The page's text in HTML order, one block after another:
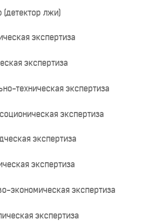
(детектор лжи)
экспертиза
экспертиза
техническая экспертиза
экспертиза
экспертиза
экспертиза
экономическая экспертиза
экспертиза